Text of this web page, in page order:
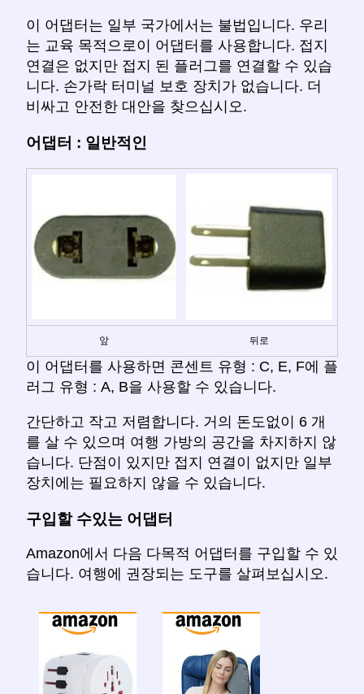
이 어댑터는 일부 국가에서는 불법입니다. 우리
는 교육 목적으로이 어댑터를 사용합니다. 접지
연결은 없지만 접지 된 플러그를 연결할 수 있습
니다. 손가락 터미널 보호 장치가 없습니다. 더
비싸고 안전한 대안을 찾으십시오.
어댑터 : 일반적인
앞 뒤로
이 어댑터를 사용하면 콘센트 유형 : C, E, F에 플
러그 유형 : A, B을 사용할 수 있습니다.
간단하고 작고 저렴합니다. 거의 돈도없이 6 개
를 살 수 있으며 여행 가방의 공간을 차지하지 않
습니다. 단점이 있지만 접지 연결이 없지만 일부
장치에는 필요하지 않을 수 있습니다.
구입할 수있는 어댑터
Amazon에서 다음 다목적 어댑터를 구입할 수 있
습니다. 여행에 권장되는 도구를 살펴보십시오.